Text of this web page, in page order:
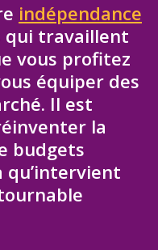
indépendance
qui travaillent
vous profitez
équiper des
Il est
la
budgets
qu’intervient